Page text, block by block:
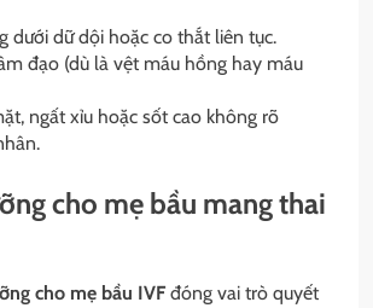
dưới dữ dội hoặc co thắt liên tục.
đạo (dù là vệt máu hồng hay máu
ngất xỉu hoặc sốt cao không rõ
cho mẹ bầu mang thai
cho mẹ bầu IVFđóng vai trò quyết